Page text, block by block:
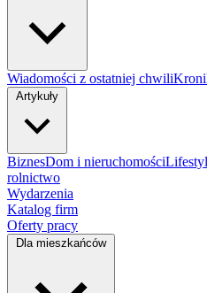
Wiadomości z ostatniej chwili
Artykuły
BiznesDom i nieruchomości
rolnictwo
Wydarzenia
Katalog firm
Oferty pracy
Dla mieszkańców